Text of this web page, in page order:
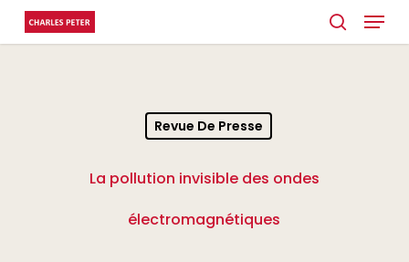
Skip
to
search
Menu
Revue De Presse
La pollution invisible des ondes
électromagnétiques